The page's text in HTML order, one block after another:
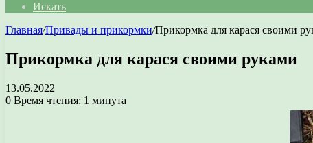
Искать
Главная/Привады и прикормки/Прикормка для карася своими
Прикормка для карася своими руками
13.05.2022
0 Время чтения: 1 минута